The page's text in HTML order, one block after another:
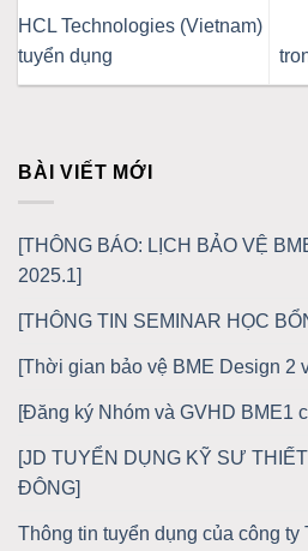
HCL Technologies (Vietnam)
tuyển dụng
BÀI VIẾT MỚI
[THÔNG BÁO: LỊCH BẢO VỆ
2025.1]
[THÔNG TIN SEMINAR HỌC
[Thời gian bảo vệ BME Design 2
[Đăng ký Nhóm và GVHD BME1
[JD TUYỂN DỤNG KỸ SƯ
ĐÔNG]
Thông tin tuyển dụng của công ty